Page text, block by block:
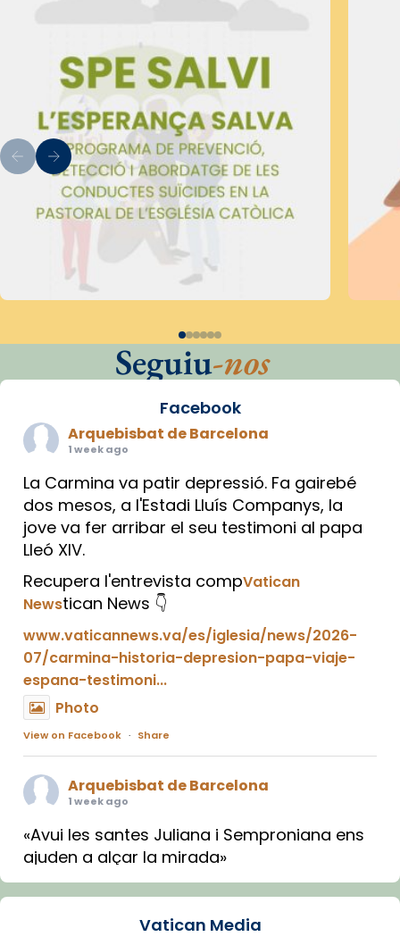
Seguiu-nos
Facebook
Arquebisbat de Barcelona
1 week ago
La Carmina va patir depressió. Fa gairebé
dos mesos, a l'Estadi Lluís Companys, la
jove va fer arribar el seu testimoni al papa
Lleó XIV.
Recupera l'entrevista compVatican
Newstican News 👇
www.vaticannews.va/es/iglesia/news/2026-
07/carmina-historia-depresion-papa-viaje-
espana-testimoni...
Photo
View on Facebook · Share
Arquebisbat de Barcelona
1 week ago
«Avui les santes Juliana i Semproniana ens
ajuden a alçar la mirada»
Mons. Sergi Gordo, bisbe de Tortosa, ha
Santes de Mataró.Vatican Media